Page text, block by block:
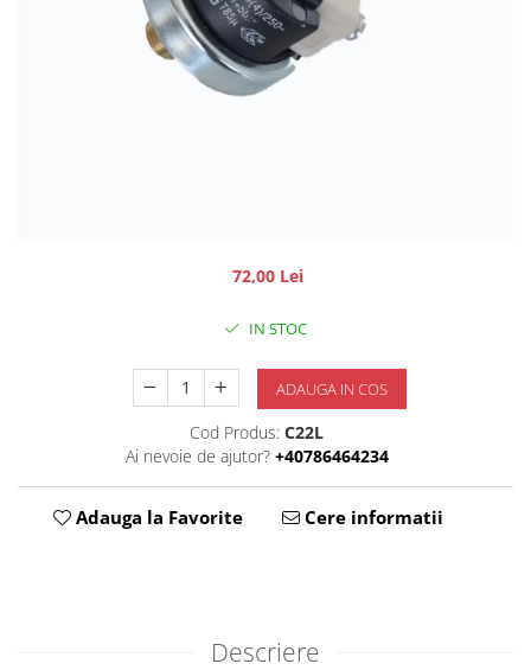
72,00 Lei
IN STOC
ADAUGA IN COS
Cod Produs: C22L
Ai nevoie de ajutor? +40786464234
Adauga la Favorite Cere informatii
Descriere